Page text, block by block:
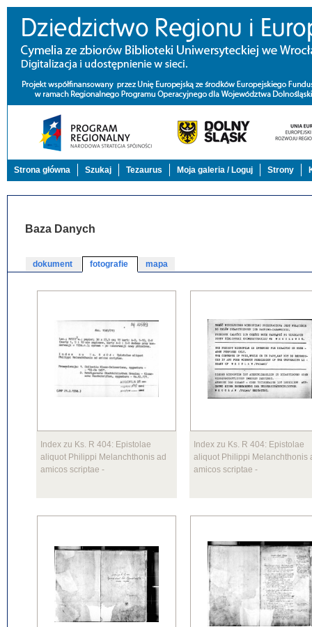
Strona główna Szukaj Tezaurus Moja galeria / Loguj Strony
Baza Danych
dokument fotografie mapa
Index zu Ks. R 404: Epistolae
aliquot Philippi Melanchthonis ad
amicos scriptae -
Index zu Ks. R 404: Epistolae
aliquot Philippi Melanchthonis
amicos scriptae -